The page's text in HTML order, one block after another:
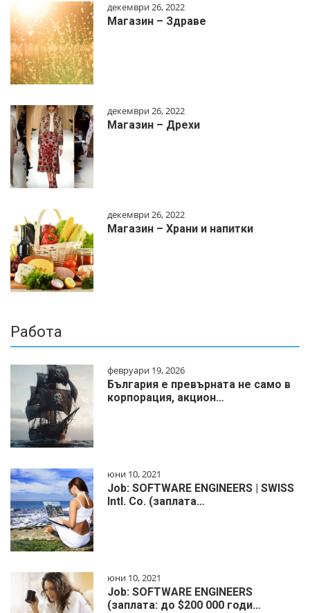
декември 26, 2022
Магазин – Здраве
декември 26, 2022
Магазин – Дрехи
декември 26, 2022
Магазин – Храни и напитки
Работа
февруари 19, 2026
България е превърната не само в
корпорация, акцион…
юни 10, 2021
Job: SOFTWARE ENGINEERS | SWISS
Intl. Co. (заплата…
юни 10, 2021
Job: SOFTWARE ENGINEERS
(заплата: до $200 000 годи…